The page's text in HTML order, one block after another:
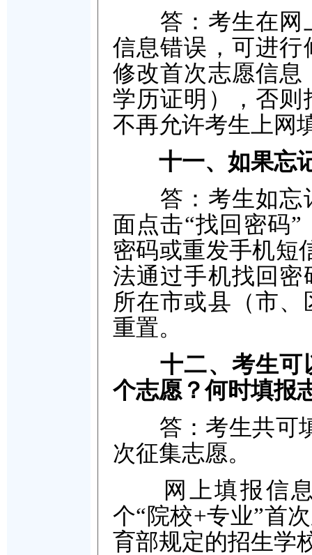
答：考生在网
信息错误，可进
修改首次志愿信
学历证明），否
不再允许考生上网
十一、如果忘
答：考生如忘
面点击“找回密码
密码或重发手机短
法通过手机找回
所在市或县（市
重置。
十二、考生可
个志愿？何时填报
答：考生共可填
次征集志愿。
网上填报信息
个“院校+专业”首
育部规定的招生学